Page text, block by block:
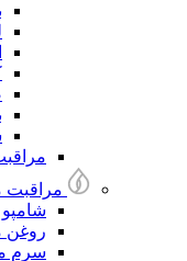
مراقبت
شامپو
روغن
سرم